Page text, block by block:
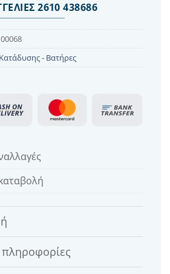
2610 438686
00068
- Βατήρες